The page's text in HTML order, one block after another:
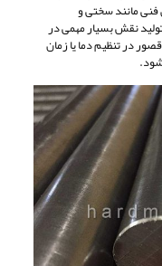
مانند سختی و
نقش بسیار مهمی در
در تنظیم دما یا زمان